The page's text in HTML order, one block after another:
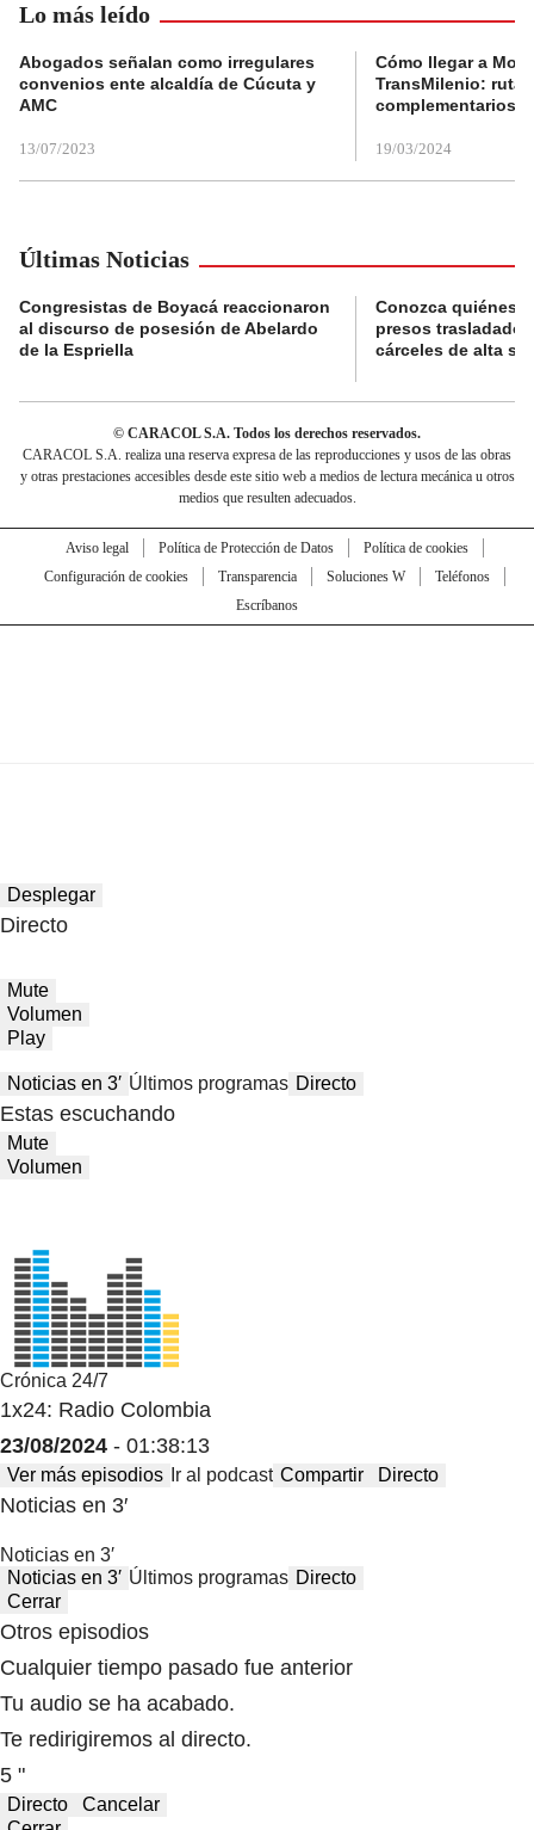
Lo más leído
Abogados señalan como irregulares
convenios ente alcaldía de Cúcuta y
AMC
13/07/2023
Cómo llegar a
TransMilenio:
complementarios
19/03/2024
Últimas Noticias
Congresistas de Boyacá reaccionaron
al discurso de posesión de Abelardo
de la Espriella
Conozca quiénes
presos
cárceles de alta
© CARACOL S.A. Todos los derechos reservados.
CARACOL S.A. realiza una reserva expresa de las reproducciones y usos de las obras
y otras prestaciones accesibles desde este sitio web a medios de lectura mecánica u otros
medios que resulten adecuados.
Aviso legal Política de Protección de Datos
Política de cookies
Configuración de cookies
Transparencia Soluciones W
Teléfonos
Escríbanos
Desplegar
Directo
Mute
Volumen
Play
Noticias en 3′ Últimos programas Directo
Estas escuchando
Mute
Volumen
Crónica 24/7
1x24: Radio Colombia
23/08/2024 - 01:38:13
Ver más episodios Ir al podcast Compartir Directo
Noticias en 3′
Noticias en 3′
Noticias en 3′ Últimos programas Directo
Cerrar
Otros episodios
Cualquier tiempo pasado fue anterior
Tu audio se ha acabado.
Te redirigiremos al directo.
5 "
Directo
Cancelar